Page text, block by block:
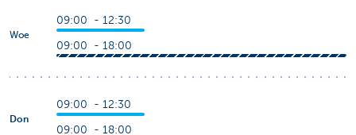
Woe
09:00 - 12:30
09:00 - 18:00
Don
09:00 - 12:30
09:00 - 18:00